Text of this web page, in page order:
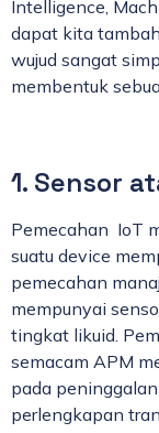
Intelligence,
dapat kita
wujud sangat
membentuk
1. Sensor
Pemecahan IoT
suatu device
pemecahan
mempunyai
tingkat likuid.
semacam APM
pada
perlengkapan